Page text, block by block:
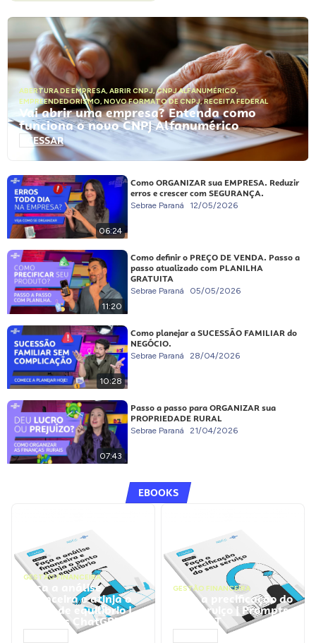
ABERTURA DE EMPRESA, ABRIR CNPJ,CNPJ ALFANUMÉRICO,
EMPREENDEDORISMO, NOVO FORMATO DE CNPJ,RECEITA FEDERAL
Vai abrir uma empresa? Entenda como
funciona o novo CNPJ Alfanumérico
ACESSAR
06:24
Como ORGANIZAR sua EMPRESA. Reduzir
erros e crescer com SEGURANÇA.
Sebrae Paraná 12/05/2026
11:20
Como definir o PREÇO DE VENDA. Passo a
passo atualizado com PLANILHA
GRATUITA
Sebrae Paraná 05/05/2026
10:28
Como planejar a SUCESSÃO FAMILIAR do
NEGÓCIO.
Sebrae Paraná 28/04/2026
07:43
Passo a passo para ORGANIZAR sua
PROPRIEDADE RURAL
Sebrae Paraná 21/04/2026
EBOOKS
GESTÃO FINANCEIRA
Faça a análise
financeira e atinja o
ponto de equilíbrio |
Prompts ChatGPT
GESTÃO FINANCEIRA
Faça a precificação do
seu serviço | Prompts
ChatGPT